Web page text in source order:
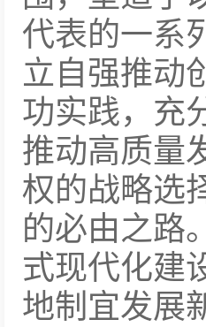
代表的一系
立自强推动
功实践，充
推动高质量
权的战略选
的必由之路
式现代化建
地制宜发展